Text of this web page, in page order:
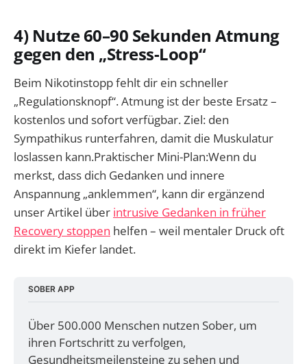
4) Nutze 60–90 Sekunden Atmung
gegen den „Stress-Loop“
Beim Nikotinstopp fehlt dir ein schneller
„Regulationsknopf“. Atmung ist der beste Ersatz –
kostenlos und sofort verfügbar. Ziel: den
Sympathikus runterfahren, damit die Muskulatur
loslassen kann.Praktischer Mini-Plan:Wenn du
merkst, dass dich Gedanken und innere
Anspannung „anklemmen“, kann dir ergänzend
unser Artikel über intrusive Gedanken in früher
Recovery stoppen helfen – weil mentaler Druck oft
direkt im Kiefer landet.
SOBER APP
Über 500.000 Menschen nutzen Sober, um
ihren Fortschritt zu verfolgen,
Gesundheitsmeilensteine zu sehen und